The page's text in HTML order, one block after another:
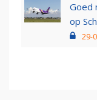
Goed
op
29-